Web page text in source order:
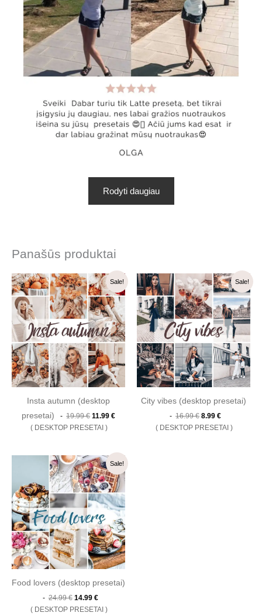
Rodyti daugiau
Panašūs produktai
Sale!
Insta autumn (desktop
presetai)
19.99€
Original
price
was:
19.99 €.
11.99€
Current
price
is:
11.99 €.
DESKTOP PRESETAI
Sale!
City vibes (desktop presetai)
16.99€
Original
price
was:
16.99 €.
8.99€
Current
price
is:
8.99 €.
DESKTOP PRESETAI
Sale!
Food lovers (desktop presetai)
24.99€
Original
price
was:
24.99 €.
14.99 €
Current
price
is:
14.99 €.
DESKTOP PRESETAI